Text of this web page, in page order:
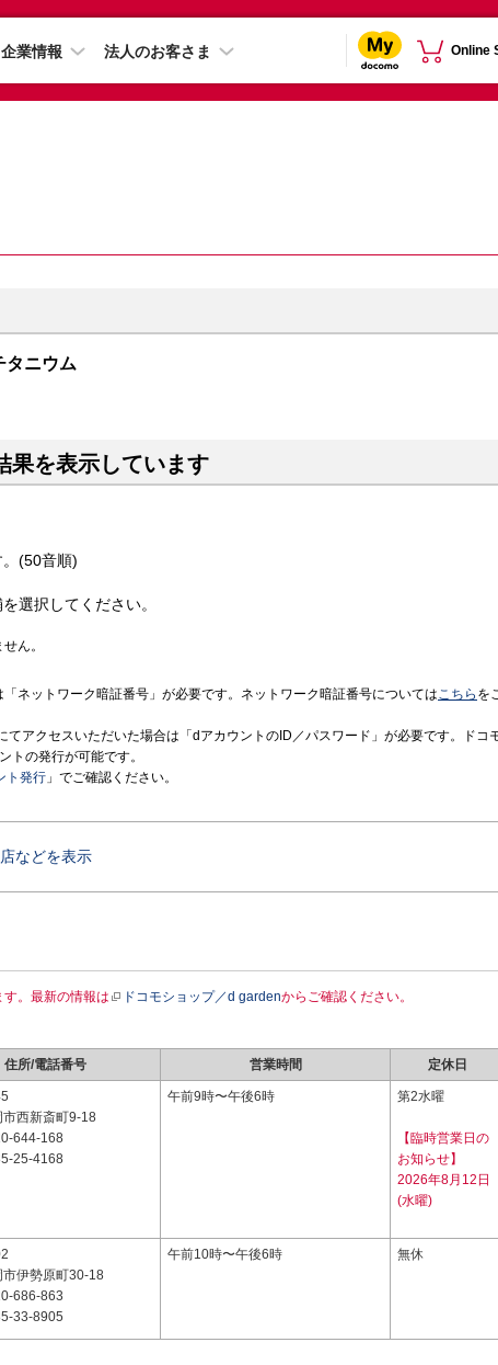
企業情報 法人のお客さま Online
ニウム
果を表示しています
(50音順)
選択してください。
ん。
ネットワーク暗証番号」が必要です。ネットワーク暗証番号についてはこちら を
てアクセスいただいた場合は「dアカウントのID／パスワード」が必要です。ドコ
トの発行が可能です。
ト発行 」でご確認ください。
などを表示
。最新の情報は ドコモショップ／d gardenからご確認ください。
住所/電話番号 営業時間 定休日
市西新斎町9-18
644-168
25-4168
午前9時〜午後6時 第2水曜
【臨時営業日の
お知らせ】
2026年8月12日
(水曜)
市伊勢原町30-18
686-863
33-8905
午前10時〜午後6時 無休